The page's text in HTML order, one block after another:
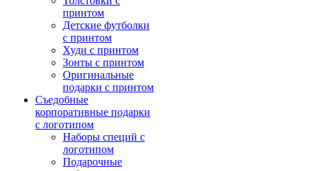
принтом
Детские футболки
с принтом
Худи с принтом
Зонты с принтом
Оригинальные
подарки с принтом
Съедобные
корпоративные подарки
с логотипом
Наборы специй с
логотипом
Подарочные